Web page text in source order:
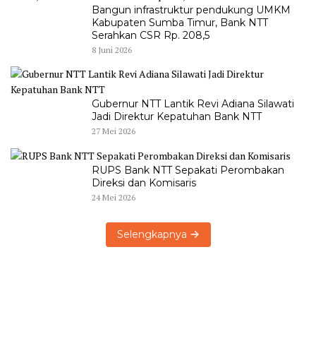
Bangun infrastruktur pendukung UMKM
Kabupaten Sumba Timur, Bank NTT
Serahkan CSR Rp. 208,5
8 Juni 2026
Gubernur NTT Lantik Revi Adiana Silawati
Jadi Direktur Kepatuhan Bank NTT
27 Mei 2026
RUPS Bank NTT Sepakati Perombakan
Direksi dan Komisaris
24 Mei 2026
Selengkapnya